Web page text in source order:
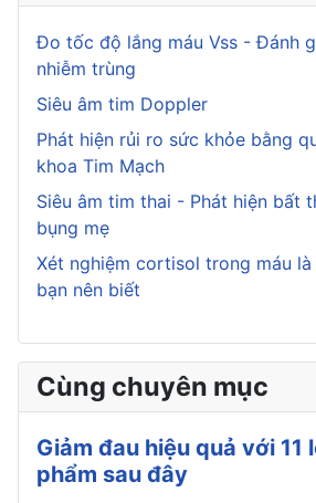
Đo tốc độ lắng máu Vss - Đánh
nhiễm trùng
Siêu âm tim Doppler
Phát hiện rủi ro sức khỏe bằng
khoa Tim Mạch
Siêu âm tim thai - Phát hiện bất
bụng mẹ
Xét nghiệm cortisol trong máu
bạn nên biết
Cùng chuyên mục
Giảm đau hiệu quả với 11
phẩm sau đây